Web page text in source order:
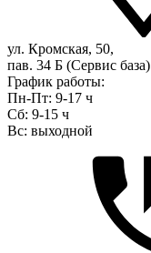
ул. Кромская, 50,
пав. 34 Б (Сервис база)
График работы:
Пн-Пт: 9-17 ч
Сб: 9-15 ч
Вс: выходной